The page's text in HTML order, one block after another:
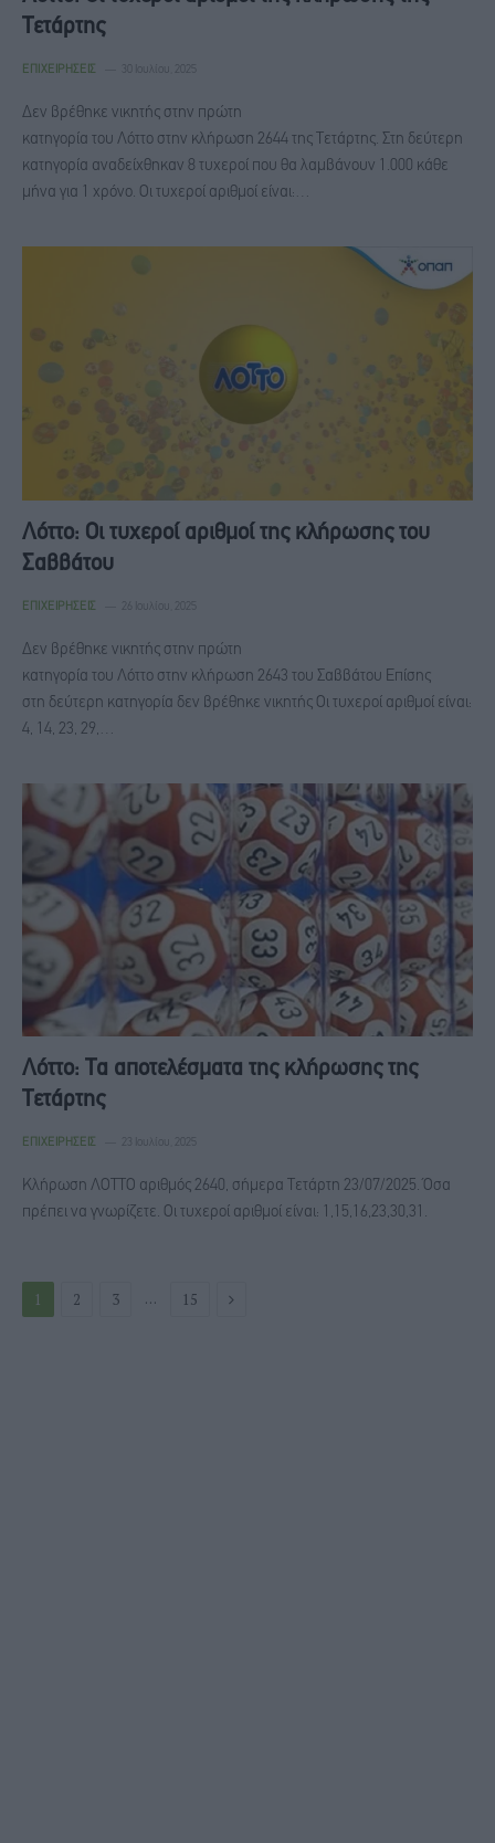
Τετάρτης
ΕΠΙΧΕΙΡΉΣΕΙΣ 30 Ιουλίου, 2025
Δεν βρέθηκε νικητής στην πρώτη
κατηγορία του Λόττο στην κλήρωση 2644 της Τετάρτης. Στη δεύτερη
κατηγορία αναδείχθηκαν 8 τυχεροί που θα λαμβάνουν 1.000 κάθε
μήνα για 1 χρόνο. Οι τυχεροί αριθμοί είναι:…
Λόττο: Οι τυχεροί αριθμοί της κλήρωσης του
Σαββάτου
ΕΠΙΧΕΙΡΉΣΕΙΣ 26 Ιουλίου, 2025
Δεν βρέθηκε νικητής στην πρώτη
κατηγορία του Λόττο στην κλήρωση 2643 του Σαββάτου Επίσης
στη δεύτερη κατηγορία δεν βρέθηκε νικητής Οι τυχεροί αριθμοί είναι:
4, 14, 23, 29,…
Λόττο: Τα αποτελέσματα της κλήρωσης της
Τετάρτης
ΕΠΙΧΕΙΡΉΣΕΙΣ 23 Ιουλίου, 2025
Κλήρωση ΛΟΤΤΟ αριθμός 2640, σήμερα Τετάρτη 23/07/2025. Όσα
πρέπει να γνωρίζετε. Οι τυχεροί αριθμοί είναι: 1,15,16,23,30,31.
1 2 3 … 15 Next